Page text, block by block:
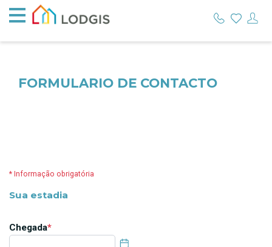
FORMULARIO DE CONTACTO
* Informação obrigatória
Sua estadia
Chegada*